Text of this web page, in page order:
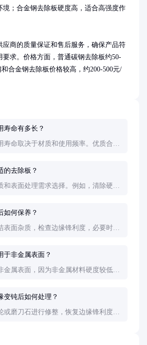
境；合金钢去除板硬度高，适合高强度作
应商的质量保证和售后服务，确保产品符
要求。价格方面，普通碳钢去除板约50-
合金钢去除板价格较高，约200-500元/
寿命有多长？
寿命取决于材质和使用频率。优质合金
的去除板？
和表面处理需求选择。例如，清除硬质
如何保养？
表面杂质，检查边缘锋利度，必要时进
于非金属表面？
金属表面，因为非金属材料硬度较低，
变钝后如何处理？
或磨刀石进行修整，恢复边缘锋利度。